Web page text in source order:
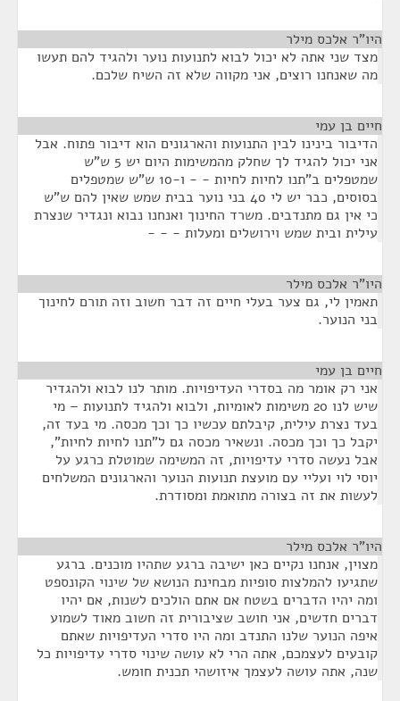
היו"ר אלכס מילר
מצד שני אתה לא יכול לבוא לתנועות נוער ולהגיד להם תעשו
מה שאנחנו רוצים, אני מקווה שלא זה השיח שלכם.
חיים בן עמי
הדיבור בינינו לבין התנועות והארגונים הוא דיבור פתוח. אבל
אני יכול להגיד לך שחלק מהמשימות היום יש 5 ש"ש
שמטפלים ב"תנו לחיות לחיות - - ו-10 ש"ש שמטפלים
בסוסים, כבר יש לי 40 בני נוער בבית שמש שאין להם ש"ש
כי אין גם מתנדבים. משרד החינוך ואנחנו נבוא ונגדיר שנצרת
עילית ובית שמש וירושלים ומעלות - - -
היו"ר אלכס מילר
תאמין לי, גם צער בעלי חיים זה דבר חשוב וזה תורם לחינוך
בני הנוער.
חיים בן עמי
אני רק אומר מה בסדרי העדיפויות. מותר לנו לבוא ולהגדיר
שיש לנו 20 משימות לאומיות, ולבוא ולהגיד לתנועות – מי
בעד נצרת עילית, קיבלתם עכשיו כך וכך מכסה. מי בעד זה,
יקבל כך וכך מכסה. ונשאיר מכסה גם ל"תנו לחיות לחיות",
אבל נעשה סדרי עדיפויות, זה המשימה שמוטלת כרגע על
יוסי לוי ועליי עם מועצת תנועות הנוער והארגונים המשלחים
לעשות את זה בצורה מתואמת ומסודרת.
היו"ר אלכס מילר
מצוין, אנחנו נקיים כאן ישיבה ברגע שתהיו מוכנים. ברגע
שתגיעו להמלצות סופיות מבחינת הנושא של שינוי הקונספט
ומה יהיו הדברים בשטח אם אתם הולכים לשנות, אם יהיו
דברים חדשים, אני חושב שציבורית זה חשוב מאוד לשמוע
איפה הנוער שלנו התנדב ומה היו סדרי העדיפויות שאתם
קובעים לעצמכם, אתה הרי לא עושה שינוי סדרי עדיפויות כל
שנה, אתה עושה לעצמך איזושהי תכנית חומש.